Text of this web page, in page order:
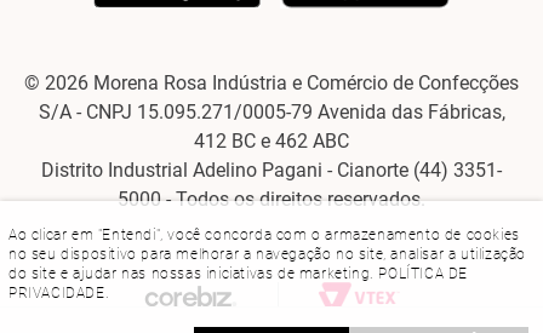
Ao clicar em "Entendi", você concorda com o armazenamento de cookies
no seu dispositivo para melhorar a navegação no site, analisar a utilização
do site e ajudar nas nossas iniciativas de marketing. POLÍTICA DE
PRIVACIDADE.
© 2026 Morena Rosa Indústria e Comércio de Confecções
S/A - CNPJ 15.095.271/0005-79 Avenida das Fábricas,
412 BC e 462 ABC
Distrito Industrial Adelino Pagani - Cianorte (44) 3351-
5000 - Todos os direitos reservados.